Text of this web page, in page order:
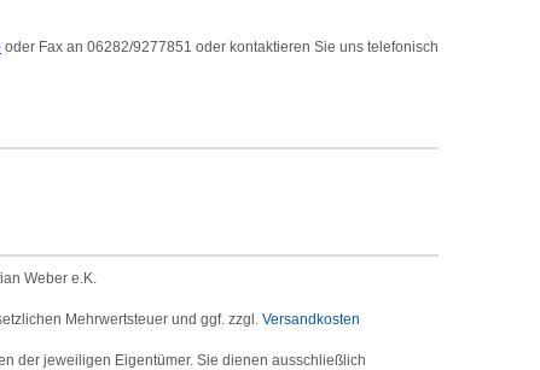
oder Fax an 06282/9277851 oder kontaktieren Sie uns telefonisch
Weber e.K.
Mehrwertsteuer und ggf. zzgl. Versandkosten
der jeweiligen Eigentümer. Sie dienen ausschließlich